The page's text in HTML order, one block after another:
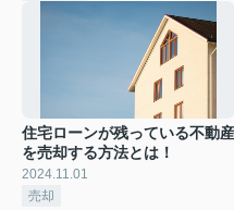
住宅ローンが残っている不動産
を売却する方法とは！
2024.11.01
売却